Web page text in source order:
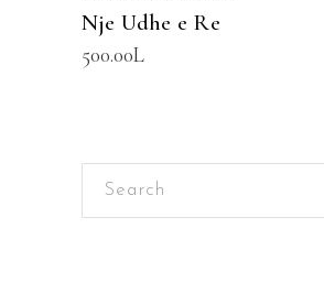
Nje Udhe e Re
500.00L
Search